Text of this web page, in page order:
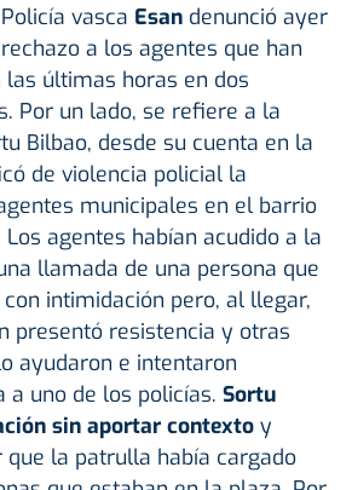
vasca Esan denunció ayer
a los agentes que han
últimas horas en dos
Por un lado, se refiere a la
Bilbao, desde su cuenta en la
de violencia policial la
municipales en el barrio
Los agentes habían acudido a la
llamada de una persona que
intimidación pero, al llegar,
presentó resistencia y otras
ayudaron e intentaron
uno de los policías. Sortu
sin aportar contexto y
que la patrulla había cargado